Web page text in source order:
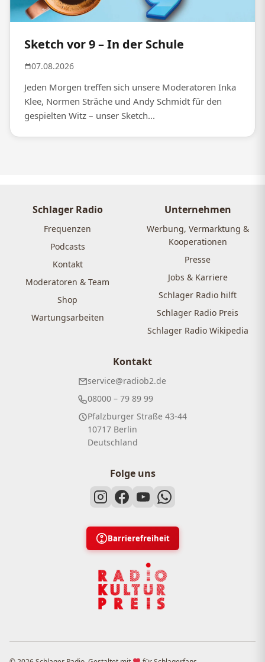
Sketch vor 9 – In der Schule
07.08.2026
Jeden Morgen treffen sich unsere Moderatoren Inka
Klee, Normen Sträche und Andy Schmidt für den
gespielten Witz – unser Sketch...
Schlager Radio
Frequenzen
Podcasts
Kontakt
Moderatoren & Team
Shop
Wartungsarbeiten
Unternehmen
Werbung, Vermarktung &
Kooperationen
Presse
Jobs & Karriere
Schlager Radio hilft
Schlager Radio Preis
Schlager Radio Wikipedia
Kontakt
service@radiob2.de
08000 – 79 89 99
Pfalzburger Straße 43-44
10717 Berlin
Deutschland
Folge uns
Barrierefreiheit